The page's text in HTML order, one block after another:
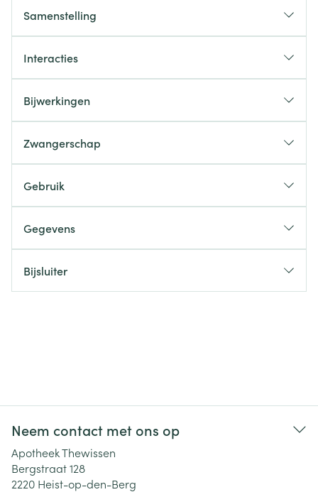
Samenstelling
Interacties
Bijwerkingen
Zwangerschap
Gebruik
Gegevens
Bijsluiter
Neem contact met ons op
Apotheek Thewissen
Bergstraat 128
2220 Heist-op-den-Berg